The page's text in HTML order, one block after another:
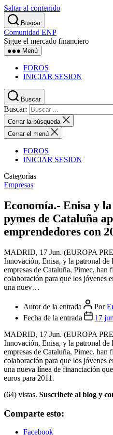
Saltar al contenido
Buscar
Comunidad ENP
Sigue el mercado financiero
Menú
FOROS
INICIAR SESION
Buscar
Buscar:
Cerrar la búsqueda
Cerrar el menú
FOROS
INICIAR SESION
Categorías
Empresas
Economía.- Enisa y
pymes de Cataluña
emprendedores con
MADRID, 17 Jun. (EUROPA
Innovación, Enisa, y la patronal de
empresas de Cataluña, Pimec, han
colaboración para que los jóvenes
una nuev…
Autor de la entrada Por
Fecha de la entrada
17
MADRID, 17 Jun. (EUROPA
Innovación, Enisa, y la patronal de
empresas de Cataluña, Pimec, han
colaboración para que los jóvenes
una nueva línea de financiación
euros para 2011.
(64) vistas. Suscribete al blog y
Comparte esto:
Facebook